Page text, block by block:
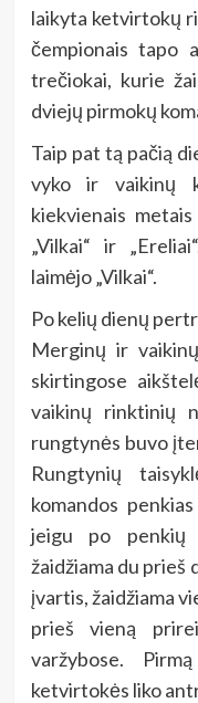
laikyta ketvirtokų
čempionais tapo
trečiokai, kurie
dviejų pirmokų
Taip pat tą pačią
vyko ir vaikinų
kiekvienais
„Vilkai“ ir
laimėjo „Vilkai“.
Po kelių dienų
Merginų ir
skirtingose
vaikinų rinktinių
rungtynės buvo
Rungtynių
komandos
jeigu po penkių
žaidžiama du prieš
įvartis, žaidžiama
prieš vieną
varžybose.
ketvirtokės liko